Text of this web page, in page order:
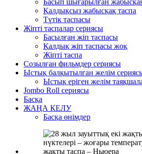
Қалдықсыз жабысқақ таспа
Түтік таспасы
Жіпті таспалар сериясы
Басылған жіп таспасы
Қалдық жіп таспасы жоқ
Жіпті таспа
Созылған фильмдер сериясы
Ыстық балқытылған желім
Ыстық еріген желім
Jombo Roll сериясы
Басқа
ЖАҢА КЕЛУ
Басқа өнімдер